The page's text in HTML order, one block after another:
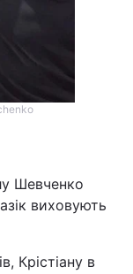
Шевченко
виховують
Крістіану в